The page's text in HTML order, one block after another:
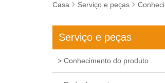
Casa Serviço e peças
Serviço e peças
> Conhecimento do produto